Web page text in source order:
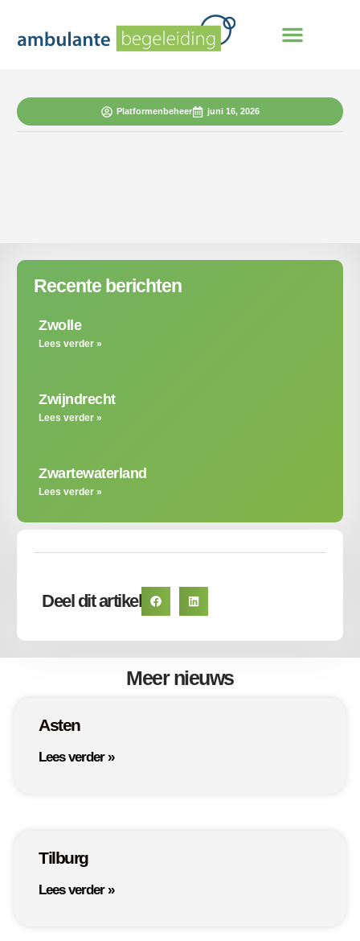
Platformenbeheer juni 16, 2026
Deel dit artikel
Recente berichten
Zwolle
Lees verder »
Zwijndrecht
Lees verder »
Zwartewaterland
Lees verder »
Meer nieuws
Asten
Lees verder »
Tilburg
Lees verder »